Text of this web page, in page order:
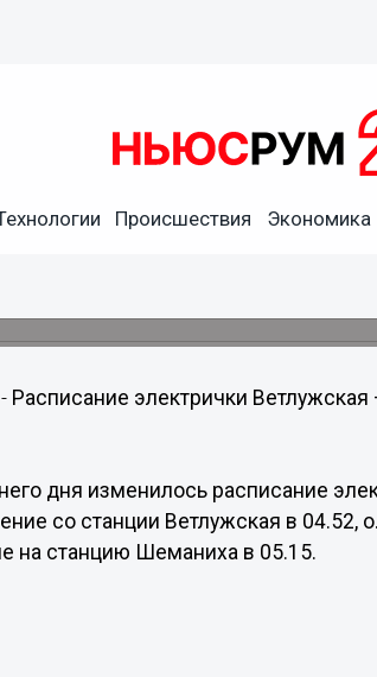
Происшествия Экономика
– Шеманиха
Расписание электрички Ветлужская
дня изменилось расписание
со станции Ветлужская в 04.52,
на станцию Шеманиха в 05.15.